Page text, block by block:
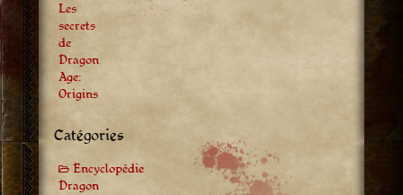
Les
secrets
de
Dragon
Age:
Origins
Catégories
Encyclopédie
Dragon